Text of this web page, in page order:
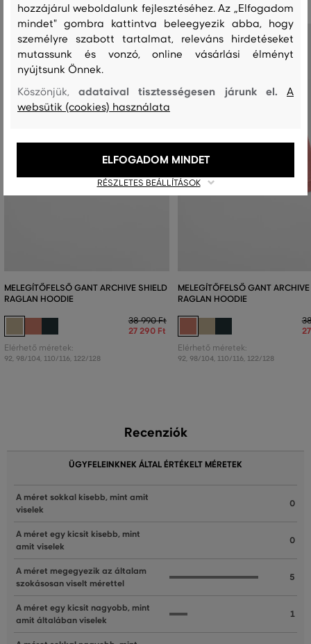
MELEGÍTŐFELSŐ GANT ARCHIVE SHIELD
RAGLAN HOODIE
38 990 Ft
27 290 Ft
Elérhető méretek:
92, 98/104, 110/116, 122/128
MELEGÍTŐFELSŐ GANT
RAGLAN HOODIE
Elérhető méretek:
92, 98/104, 110/116, 122/128
Recenziók
ÜGYFELEINKNEK ÁLTAL ÉRTÉKELT MÉRETEK
A méret sokkal kisebb, mint amit
viselek
0
A méret egy kicsit kisebb, mint
amit viselek
0
A méret megegyezik az általam
szokásosan viselt mérettel
5
A méret egy kicsit nagyobb, mint
amit általában viselek
1
hozzájárul weboldalunk fejlesztéséhez. Az „Elfogadom
mindet" gombra kattintva beleegyezik abba, hogy
személyre szabott tartalmat, releváns hirdetéseket
mutassunk és vonzó, online vásárlási élményt
nyújtsunk Önnek.
Köszönjük,adataival tisztességesen járunk el.A
websütik (cookies) használata
RÉSZLETES BEÁLLÍTÁSOK
ELFOGADOM MINDET